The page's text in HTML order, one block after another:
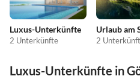
Luxus-Unterkünfte
2 Unterkünfte
Urlaub am
2
Luxus-Unterkünfte in